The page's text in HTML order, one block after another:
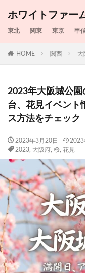
ホワイトファー
東北 関東 東京 甲
HOME 関西 大
2023年大阪城公
台、花見イベント
ス方法をチェック
2023年3月20日 2023
2023, 大阪府, 桜, 花見